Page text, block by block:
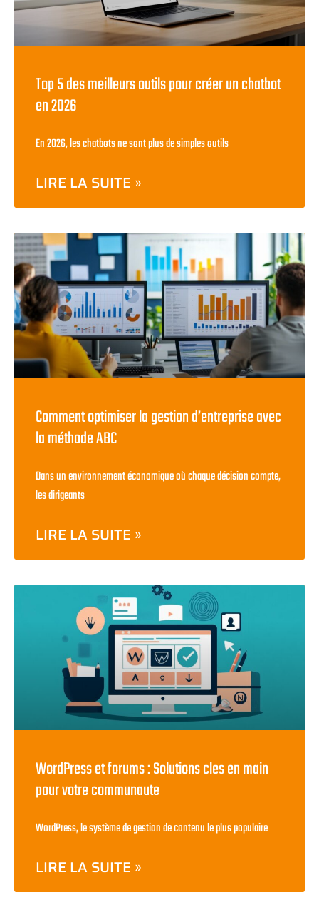
Top 5 des meilleurs outils pour créer un chatbot
en 2026
En 2026, les chatbots ne sont plus de simples outils
LIRE LA SUITE »
Comment optimiser la gestion d’entreprise avec
la méthode ABC
Dans un environnement économique où chaque décision compte,
les dirigeants
LIRE LA SUITE »
WordPress et forums : Solutions cles en main
pour votre communaute
WordPress, le système de gestion de contenu le plus populaire
LIRE LA SUITE »